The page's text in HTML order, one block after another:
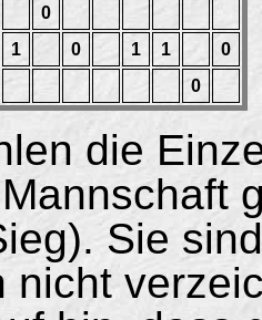
0
1 0 1 1
0
0
die
Sie
nicht